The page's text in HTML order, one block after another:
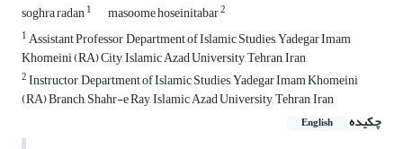
soghra radan1 masoome hoseinitabar2
1Assistant Professor, Department of Islamic Studies, Yadegar Imam
Khomeini (RA) City, Islamic Azad University, Tehran, Iran
2Instructor, Department of Islamic Studies, Yadegar Imam Khomeini
(RA) Branch, Shahr-e Ray, Islamic Azad University, Tehran, Iran
چکیده
English